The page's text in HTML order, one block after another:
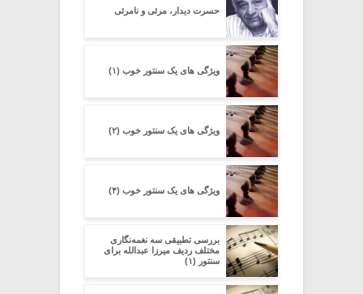
حسرت دیدار، مرئی و نامرئی
ویژگی های یک سنتور خوب (۱)
ویژگی های یک سنتور خوب (۲)
ویژگی های یک سنتور خوب (۴)
بررسی تطبیقی سه نغمه‌نگاری
مختلف ردیف میرزا عبدالله برای
سنتور (۱)